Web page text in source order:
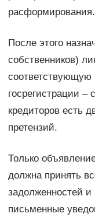
расформирования.
После этого
собственников)
госрегистрации –
кредиторов есть
претензий.
Только
должна принять
задолженностей и
письменные